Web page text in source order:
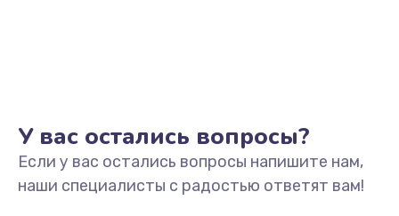
У вас остались вопросы?
Если у вас остались вопросы напишите нам,
наши специалисты с радостью ответят вам!